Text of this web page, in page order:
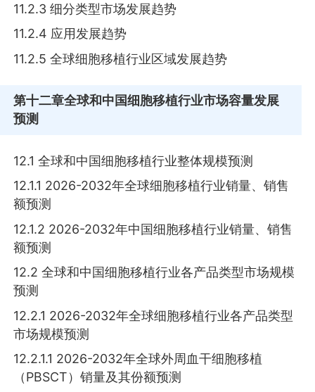
11.2.3 细分类型市场发展趋势
11.2.4 应用发展趋势
11.2.5 全球细胞移植行业区域发展趋势
第十二章全球和中国细胞移植行业市场容量发展
预测
12.1 全球和中国细胞移植行业整体规模预测
12.1.1 2026-2032年全球细胞移植行业销量、销售
额预测
12.1.2 2026-2032年中国细胞移植行业销量、销售
额预测
12.2 全球和中国细胞移植行业各产品类型市场规模
预测
12.2.1 2026-2032年全球细胞移植行业各产品类型
市场规模预测
12.2.1.1 2026-2032年全球外周血干细胞移植
（PBSCT）销量及其份额预测